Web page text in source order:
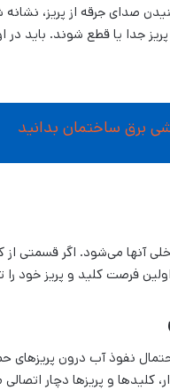
صدای جرقه از پریز،
جدا یا قطع شوند. باید
برق ساختمان بدانید
آنها می‌شود. اگر قسمتی از
فرصت کلید و پریز خود
نفوذ آب درون پریزهای
و پریزها دچار اتصالی